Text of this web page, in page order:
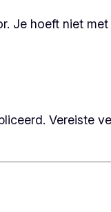
Je hoeft niet
Vereiste